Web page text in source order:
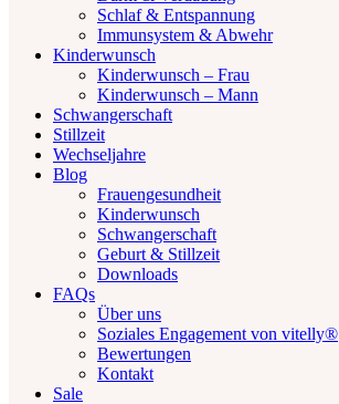
Schlaf & Entspannung
Immunsystem & Abwehr
Kinderwunsch
Kinderwunsch – Frau
Kinderwunsch – Mann
Schwangerschaft
Stillzeit
Wechseljahre
Blog
Frauengesundheit
Kinderwunsch
Schwangerschaft
Geburt & Stillzeit
Downloads
FAQs
Über uns
Soziales Engagement von vitelly®
Bewertungen
Kontakt
Sale